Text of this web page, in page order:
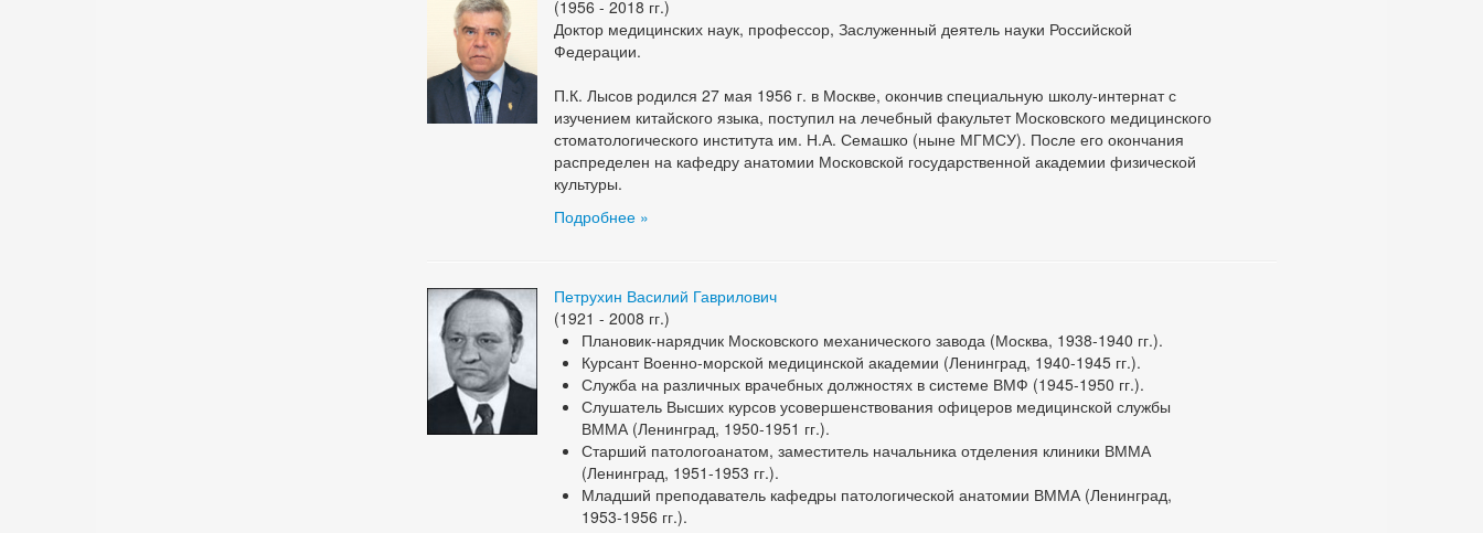
(1956 - 2018 гг.)
Доктор медицинских наук, профессор, Заслуженный деятель науки Российской
Федерации.
П.К. Лысов родился 27 мая 1956 г. в Москве, окончив специальную школу-интернат с
изучением китайского языка, поступил на лечебный факультет Московского медицинского
стоматологического института им. Н.А. Семашко (ныне МГМСУ). После его окончания
распределен на кафедру анатомии Московской государственной академии физической
культуры.
Подробнее »
Петрухин Василий Гаврилович
(1921 - 2008 гг.)
Плановик-нарядчик Московского механического завода (Москва, 1938-1940 гг.).
Курсант Военно-морской медицинской академии (Ленинград, 1940-1945 гг.).
Служба на различных врачебных должностях в системе ВМФ (1945-1950 гг.).
Слушатель Высших курсов усовершенствования офицеров медицинской службы
ВММА (Ленинград, 1950-1951 гг.).
Старший патологоанатом, заместитель начальника отделения клиники ВММА
(Ленинград, 1951-1953 гг.).
Младший преподаватель кафедры патологической анатомии ВММА (Ленинград,
1953-1956 гг.).